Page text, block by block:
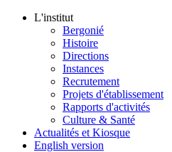
L'institut
Bergonié
Histoire
Directions
Instances
Recrutement
Projets d'établissement
Rapports d'activités
Culture & Santé
Actualités et Kiosque
English version